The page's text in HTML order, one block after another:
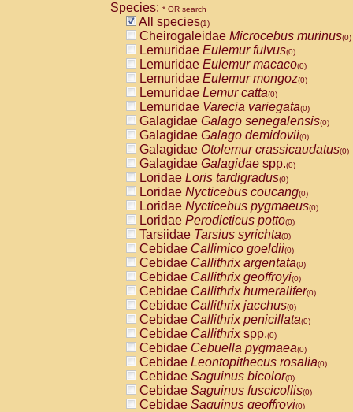
Species: * OR search
All species(1)
Cheirogaleidae Microcebus murinus(0)
Lemuridae Eulemur fulvus(0)
Lemuridae Eulemur macaco(0)
Lemuridae Eulemur mongoz(0)
Lemuridae Lemur catta(0)
Lemuridae Varecia variegata(0)
Galagidae Galago senegalensis(0)
Galagidae Galago demidovii(0)
Galagidae Otolemur crassicaudatus(0)
Galagidae Galagidae spp.(0)
Loridae Loris tardigradus(0)
Loridae Nycticebus coucang(0)
Loridae Nycticebus pygmaeus(0)
Loridae Perodicticus potto(0)
Tarsiidae Tarsius syrichta(0)
Cebidae Callimico goeldii(0)
Cebidae Callithrix argentata(0)
Cebidae Callithrix geoffroyi(0)
Cebidae Callithrix humeralifer(0)
Cebidae Callithrix jacchus(0)
Cebidae Callithrix penicillata(0)
Cebidae Callithrixspp.(0)
Cebidae Cebuella pygmaea(0)
Cebidae Leontopithecus rosalia(0)
Cebidae Saguinus bicolor(0)
Cebidae Saguinus fuscicollis(0)
Cebidae Saguinus geoffroyi(0)